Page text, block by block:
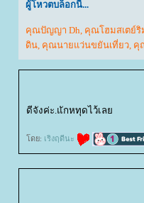
ผู้โหวตบล็อกนี้...
คุณปัญญา Dh, คุณโฮมสเตย์ริ
ดิน, คุณนายแว่นขยันเที่ยว, คุ
ดีจังค่ะ.แักหทุดไว้เล
ดย: เริงฤดีนะ